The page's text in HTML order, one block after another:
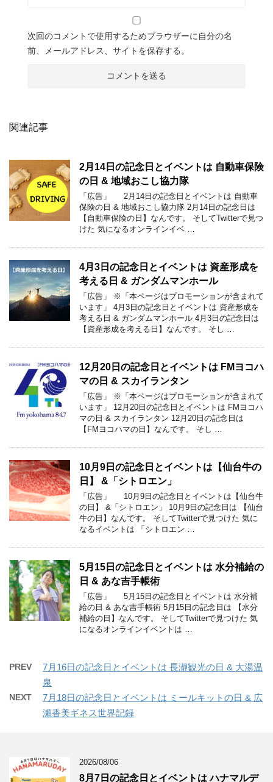
次回のコメントで使用するためブラウザーに自分の名
前、メールアドレス、サイトを保存する。
関連記事
2月14日の記念日とイベントは 自動車保険
の日 & 地域おこし協力隊
「広告」 2月14日の記念日とイベントは 自動車
保険の日 & 地域おこし協力隊 2月14日の記念日は
【自動車保険の日】なんです。 そしてTwitterで見つ
けた 気になるオンラインイベ …
4月3日の記念日とイベントは 資産形成を
考える日 & ガンダムマンホール
「広告」 ※「本ページはプロモーションが含まれて
います」 4月3日の記念日とイベントは 資産形成を
考える日 & ガンダムマンホール 4月3日の記念日は
【資産形成を考える日】なんです。 そし …
12月20日の記念日とイベントは FMヨコハ
マの日 & スカイランタン
「広告」 ※「本ページはプロモーションが含まれて
います」 12月20日の記念日とイベントは FMヨコハ
マの日 & スカイランタン 12月20日の記念日は
【FMヨコハマの日】なんです。 そし …
10月9日の記念日とイベントは【仙台牛の
日】 &「シトロエン」
「広告」 10月9日の記念日とイベントは【仙台牛
の日】 &「シトロエン」 10月9日の記念日は 【仙台
牛の日】なんです。 そしてTwitterで見つけた 気に
なるイベントは 「シトロエン …
5月15日の記念日とイベントは 水分補給の
日 & あな吉手帳術
「広告」 5月15日の記念日とイベントは 水分補
給の日 & あな吉手帳術 5月15日の記念日は 【水分
補給の日】なんです。 そしてTwitterで見つけた 気
になるオンラインイベントは …
PREV
7月16日の記念日とイベントは 長瀞観光の日 & 大湯温
泉
NEXT
7月18日の記念日とイベントは ミールキットの日 & 広
瀬香美ギネス世界記録
2026/08/06
8月7日の記念日とイベントは ハナマルデ